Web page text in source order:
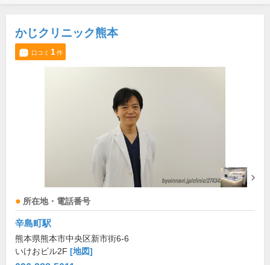
かじクリニック熊本
口コミ 1件
所在地・電話番号
辛島町駅
熊本県熊本市中央区新市街6-6
いけおビル2F [地図]